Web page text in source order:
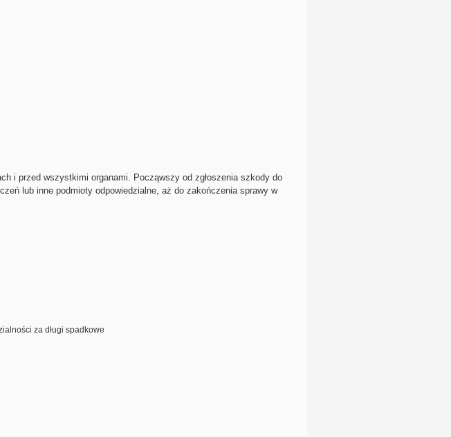
i przed wszystkimi organami. Począwszy od zgłoszenia szkody do
lub inne podmioty odpowiedzialne, aż do zakończenia sprawy w
za długi spadkowe